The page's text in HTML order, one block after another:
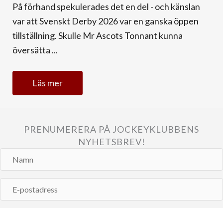
På förhand spekulerades det en del - och känslan
var att Svenskt Derby 2026 var en ganska öppen
tillställning. Skulle Mr Ascots Tonnant kunna
översätta ...
Läs mer
PRENUMERERA PÅ JOCKEYKLUBBENS
NYHETSBREV!
Namn
postadress